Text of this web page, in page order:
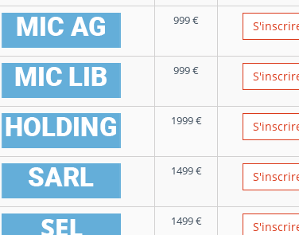
999€
999€
1999€
1499€
1499€